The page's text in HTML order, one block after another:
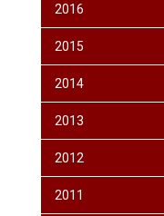
2016
2015
2014
2013
2012
2011